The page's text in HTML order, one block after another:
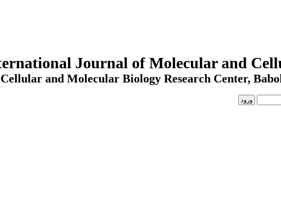
Journal of Molecular and
Cellular and Molecular Biology Research Center,